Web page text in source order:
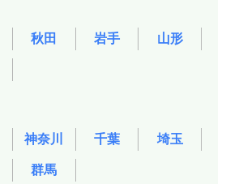
秋田 岩手 山形
神奈川 千葉 埼玉
群馬